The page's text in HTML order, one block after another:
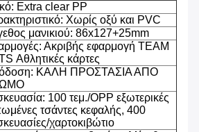
Extra clear PP
Χωρίς οξύ και PVC
μανικιού: 86x127+25mm
Ακριβής εφαρμογή TEAM
Αθλητικές κάρτες
ΚΑΛΗ ΠΡΟΣΤΑΣΙΑ ΑΠΟ
100 τεμ./OPP εξωτερικές
τσάντες κεφαλής, 400
χαρτοκιβώτιο